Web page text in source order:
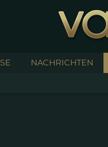
NACHRICHTEN